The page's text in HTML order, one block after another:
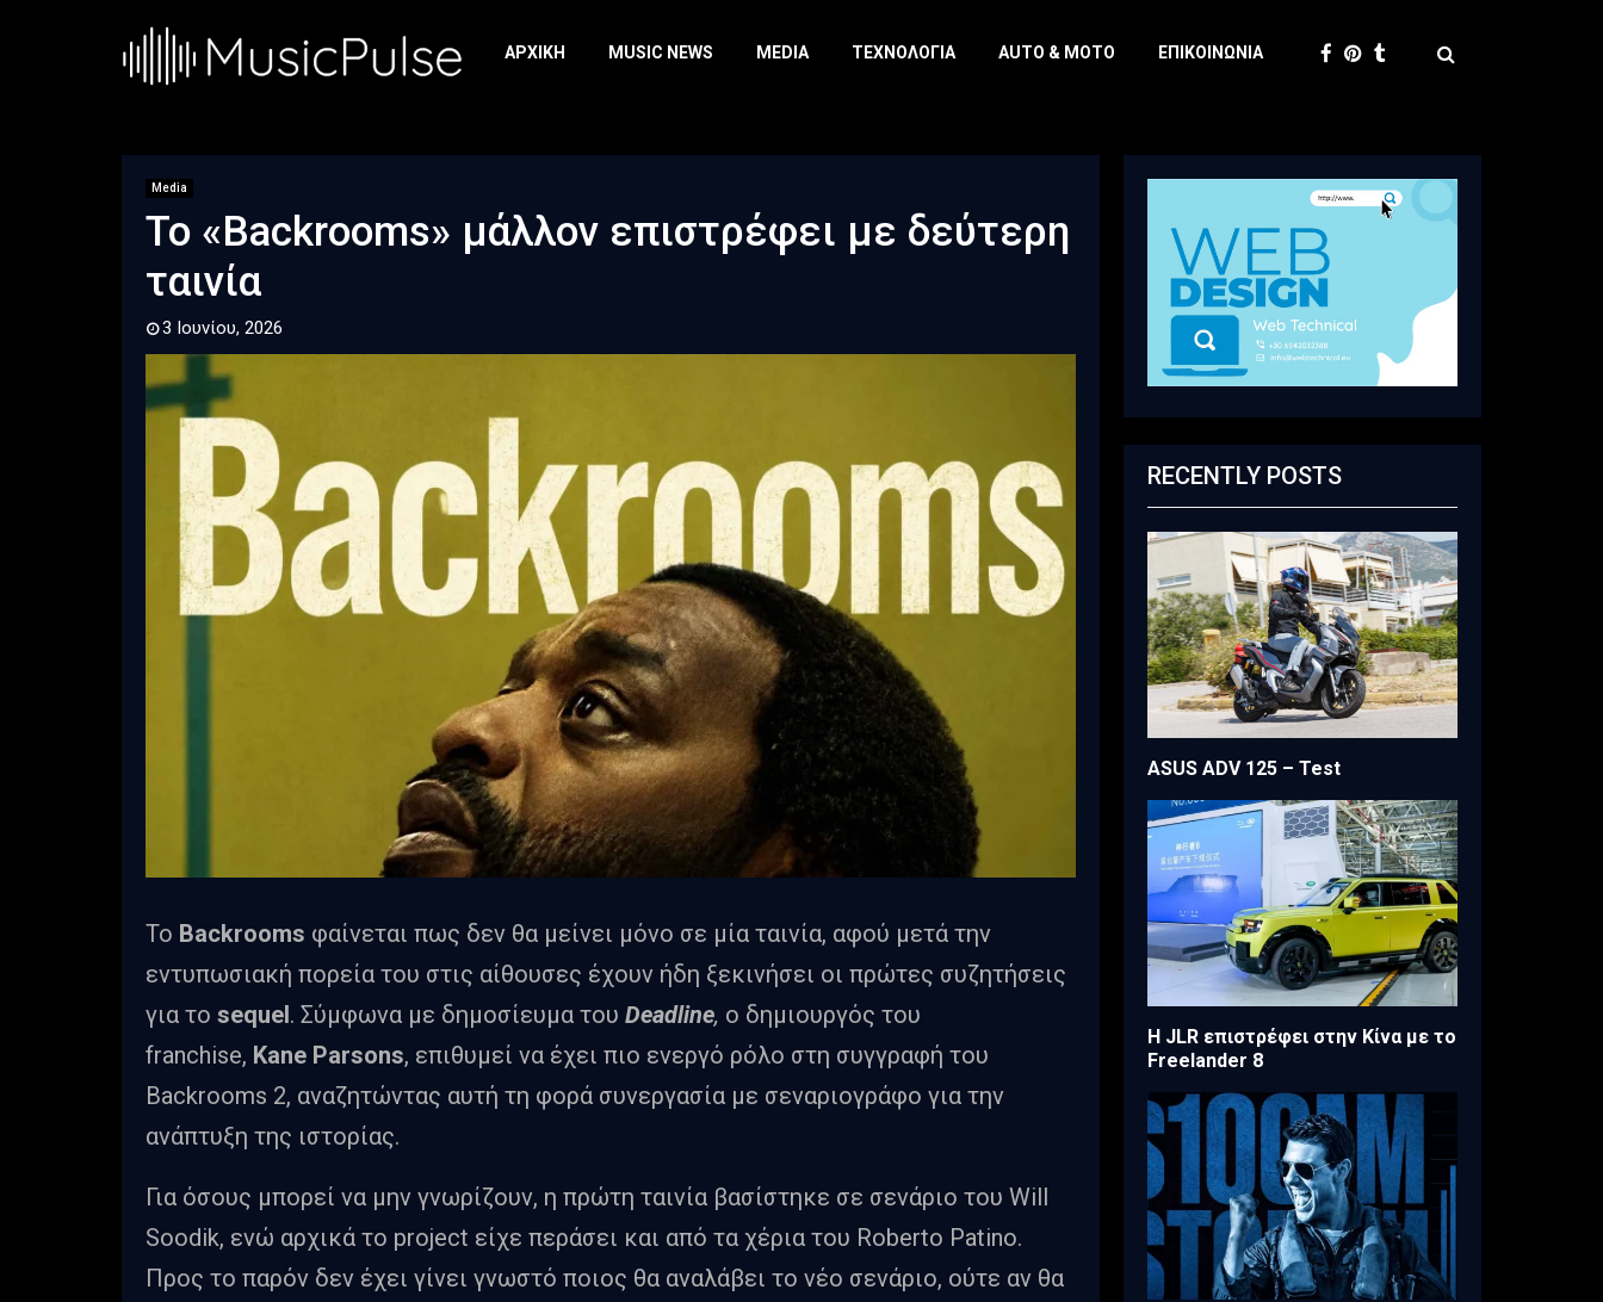
ΑΡΧΙΚΉ MUSIC NEWS MEDIA ΤΕΧΝΟΛΟΓΊΑ AUTO & MOTO ΕΠΙΚΟΙΝΩΝΊΑ
Media
Το «Backrooms» μάλλον επιστρέφει με δεύτερη
ταινία
3 Ιουνίου, 2026
Το Backrooms φαίνεται πως δεν θα μείνει μόνο σε μία ταινία, αφού μετά την
εντυπωσιακή πορεία του στις αίθουσες έχουν ήδη ξεκινήσει οι πρώτες συζητήσεις
για το sequel. Σύμφωνα με δημοσίευμα του Deadline, ο δημιουργός του
franchise, Kane Parsons, επιθυμεί να έχει πιο ενεργό ρόλο στη συγγραφή του
Backrooms 2, αναζητώντας αυτή τη φορά συνεργασία με σεναριογράφο για την
ανάπτυξη της ιστορίας.
Για όσους μπορεί να μην γνωρίζουν, η πρώτη ταινία βασίστηκε σε σενάριο του Will
Soodik, ενώ αρχικά το project είχε περάσει και από τα χέρια του Roberto Patino.
Προς το παρόν δεν έχει γίνει γνωστό ποιος θα αναλάβει το νέο σενάριο, ούτε αν θα
RECENTLY POSTS
ASUS ADV 125 – Test
Η JLR επιστρέφει στην Κίνα με το
Freelander 8